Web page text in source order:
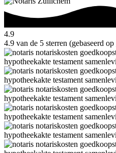
4.9
4.9 van de 5 sterren (gebaseerd op